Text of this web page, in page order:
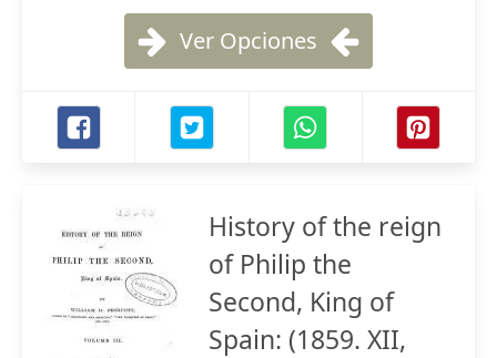
Ver Opciones
History of the reign
of Philip the
Second, King of
Spain: (1859. XII,